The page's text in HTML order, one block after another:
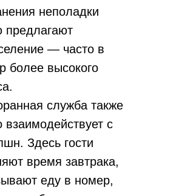
неполадки
предлагают
— часто в
более высокого
служба также
взаимодействует с
Здесь гости
время завтрака,
еду в номер,
стр. 1